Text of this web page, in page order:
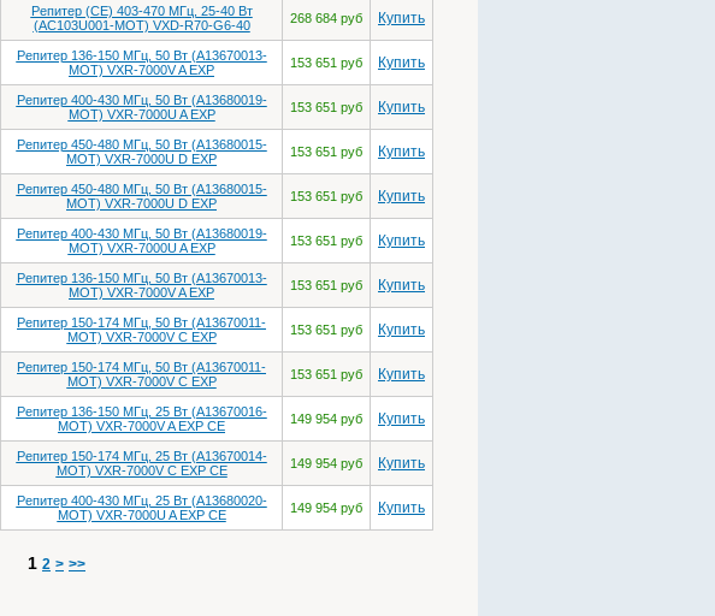
Репитер (CE) 403-470 МГц, 25-40 Вт
(AC103U001-MOT) VXD-R70-G6-40
268 684 руб Купить
Репитер 136-150 МГц, 50 Вт (A13670013-
MOT) VXR-7000V A EXP
153 651 руб Купить
Репитер 400-430 МГц, 50 Вт (A13680019-
MOT) VXR-7000U A EXP
153 651 руб Купить
Репитер 450-480 МГц, 50 Вт (A13680015-
MOT) VXR-7000U D EXP
153 651 руб Купить
Репитер 450-480 МГц, 50 Вт (A13680015-
MOT) VXR-7000U D EXP
153 651 руб Купить
Репитер 400-430 МГц, 50 Вт (A13680019-
MOT) VXR-7000U A EXP
153 651 руб Купить
Репитер 136-150 МГц, 50 Вт (A13670013-
MOT) VXR-7000V A EXP
153 651 руб Купить
Репитер 150-174 МГц, 50 Вт (A13670011-
MOT) VXR-7000V C EXP
153 651 руб Купить
Репитер 150-174 МГц, 50 Вт (A13670011-
MOT) VXR-7000V C EXP
153 651 руб Купить
Репитер 136-150 МГц, 25 Вт (A13670016-
MOT) VXR-7000V A EXP CE
149 954 руб Купить
Репитер 150-174 МГц, 25 Вт (A13670014-
MOT) VXR-7000V C EXP CE
149 954 руб Купить
Репитер 400-430 МГц, 25 Вт (A13680020-
MOT) VXR-7000U A EXP CE
149 954 руб Купить
1 2 > >>